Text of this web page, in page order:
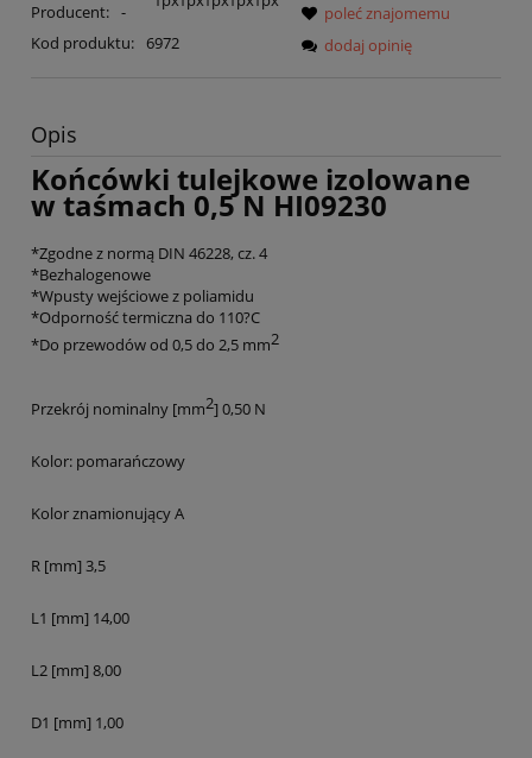
Producent: -
Kod produktu: 6972
poleć znajomemu
dodaj opinię
Opis
Końcówki tulejkowe izolowane
w taśmach 0,5 N HI09230
*Zgodne z normą DIN 46228, cz. 4
*Bezhalogenowe
*Wpusty wejściowe z poliamidu
*Odporność termiczna do 110?C
*Do przewodów od 0,5 do 2,5 mm2
Przekrój nominalny [mm2] 0,50 N
Kolor: pomarańczowy
Kolor znamionujący A
R [mm] 3,5
L1 [mm] 14,00
L2 [mm] 8,00
D1 [mm] 1,00